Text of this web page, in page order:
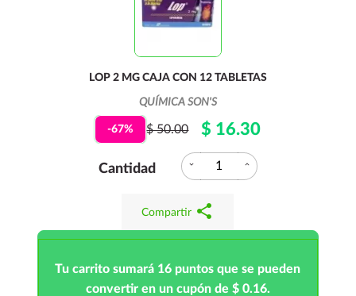
LOP 2 MG CAJA CON 12 TABLETAS
QUÍMICA SON'S
-67% $ 50.00 $ 16.30
Cantidad expand_more expand_less
Compartir share
Tu carrito sumará 16 puntos que se pueden
convertir en un cupón de $ 0.16.